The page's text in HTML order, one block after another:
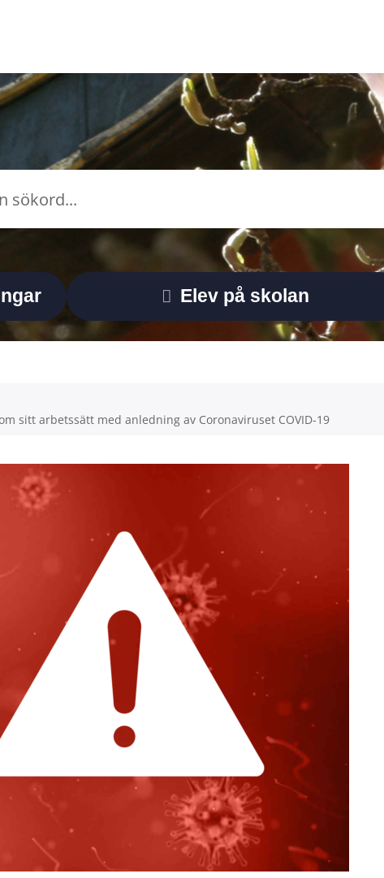
Elev på skolan
sitt arbetssätt med anledning av Coronaviruset COVID-19